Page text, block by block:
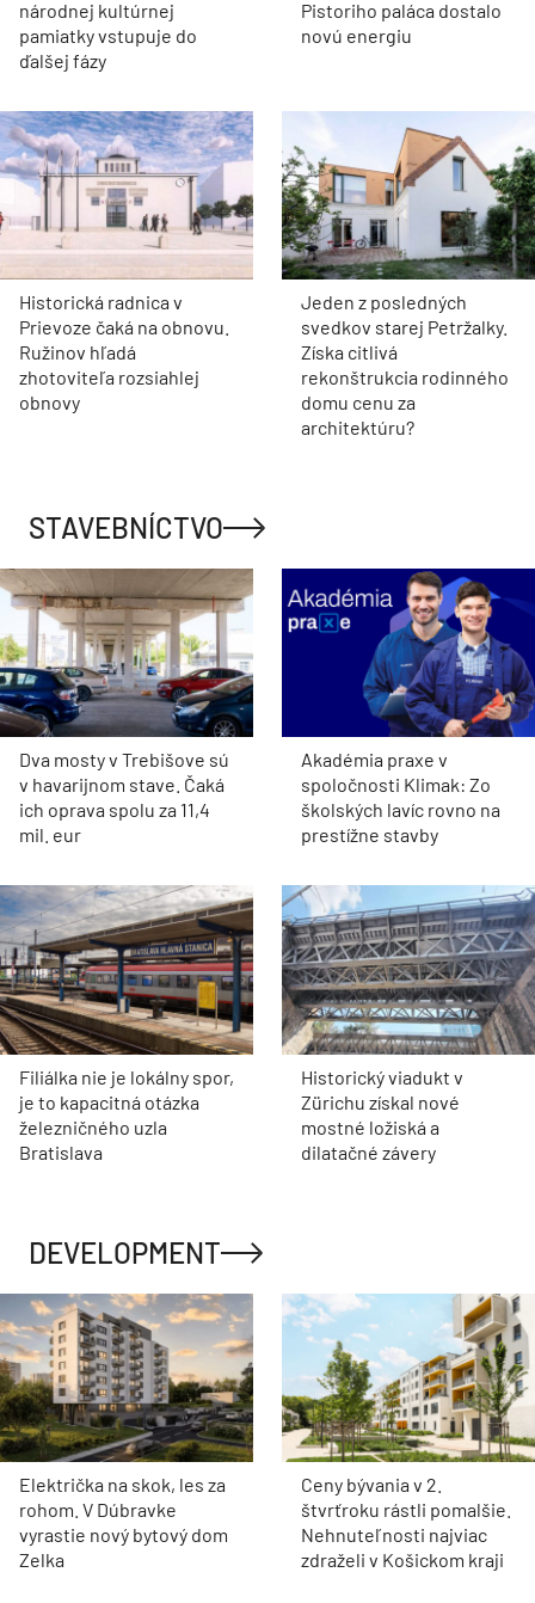
národnej kultúrnej
pamiatky vstupuje do
ďalšej fázy
Pistoriho paláca dostalo
novú energiu
Historická radnica v
Prievoze čaká na obnovu.
Ružinov hľadá
zhotoviteľa rozsiahlej
obnovy
Jeden z posledných
svedkov starej Petržalky.
Získa citlivá
rekonštrukcia rodinného
domu cenu za
architektúru?
STAVEBNÍCTVO
Dva mosty v Trebišove sú
v havarijnom stave. Čaká
ich oprava spolu za 11,4
mil. eur
Akadémia praxe v
spoločnosti Klimak: Zo
školských lavíc rovno na
prestížne stavby
Filiálka nie je lokálny spor,
je to kapacitná otázka
železničného uzla
Bratislava
Historický viadukt v
Zürichu získal nové
mostné ložiská a
dilatačné závery
DEVELOPMENT
Električka na skok, les za
rohom. V Dúbravke
vyrastie nový bytový dom
Zelka
Ceny bývania v 2.
štvrťroku rástli pomalšie.
Nehnuteľnosti najviac
zdraželi v Košickom kraji